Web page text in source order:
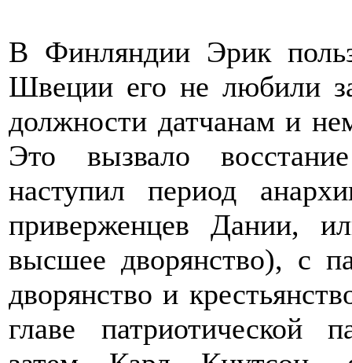
В Финляндии Эрик
Швеции его не любили
должности датчанам и
Это вызвало
наступил период
приверженцев Дании,
высшее дворянство), с
дворянство и
главе патриотической